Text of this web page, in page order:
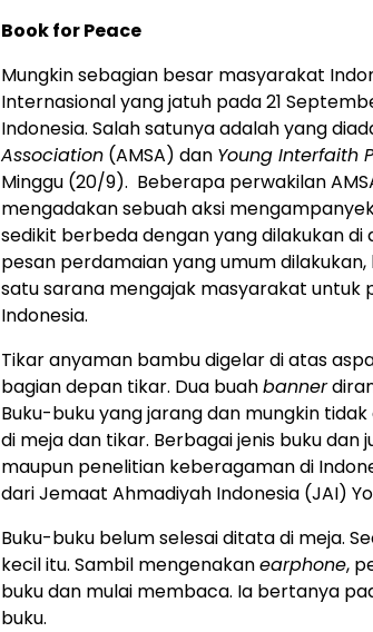
Book for Peace
Mungkin sebagian besar masyarakat
Internasional yang jatuh pada 21
Indonesia. Salah satunya adalah yang
Association (AMSA) dan Young Interfaith
Minggu (20/9). Beberapa perwakilan
mengadakan sebuah aksi
sedikit berbeda dengan yang dilakukan di
pesan perdamaian yang umum
satu sarana mengajak masyarakat untuk
Indonesia.
Tikar anyaman bambu digelar di atas
bagian depan tikar. Dua buahbanner
Buku-buku yang jarang dan mungkin
di meja dan tikar. Berbagai jenis buku
maupun penelitian keberagaman di
dari Jemaat Ahmadiyah Indonesia (JAI)
Buku-buku belum selesai ditata di meja.
kecil itu. Sambil mengenakanearphone,
buku dan mulai membaca. Ia bertanya
buku.